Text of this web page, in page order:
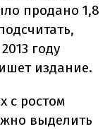
продано 1,8
году
издание.
с ростом
выделить